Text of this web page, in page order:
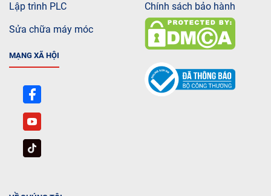
Lập trình PLC
Sửa chữa máy móc
MẠNG XÃ HỘI
Chính sách bảo hành